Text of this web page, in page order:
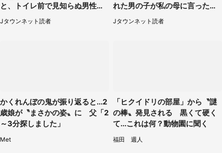
と、トイレ前で見知らぬ男性に
（東京都・女性）
Jタウンネット読者
れた男の子が私の母に言ったの
は...」（千葉県・20代女性）
Jタウンネット読者
かくれんぼの鬼が振り返ると...2
歳娘が〝まさかの姿〟に 父「2
～3分探しました」
Met
「ヒクイドリの部屋」から〝謎
の棒〟発見される 黒くて硬く
て...これは何？動物園に聞く
福田 週人